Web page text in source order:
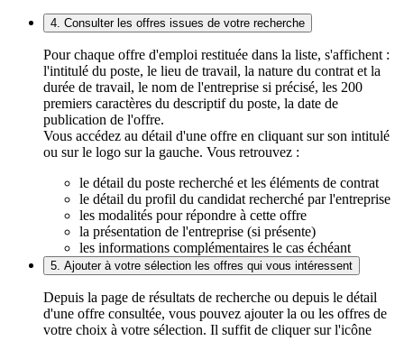
4. Consulter les offres issues de votre recherche
Pour chaque offre d'emploi restituée dans la liste, s'affichent :
l'intitulé du poste, le lieu de travail, la nature du contrat et la
durée de travail, le nom de l'entreprise si précisé, les 200
premiers caractères du descriptif du poste, la date de
publication de l'offre.
Vous accédez au détail d'une offre en cliquant sur son intitulé
ou sur le logo sur la gauche. Vous retrouvez :
le détail du poste recherché et les éléments de contrat
le détail du profil du candidat recherché par l'entreprise
les modalités pour répondre à cette offre
la présentation de l'entreprise (si présente)
les informations complémentaires le cas échéant
5. Ajouter à votre sélection les offres qui vous intéressent
Depuis la page de résultats de recherche ou depuis le détail
d'une offre consultée, vous pouvez ajouter la ou les offres de
votre choix à votre sélection. Il suffit de cliquer sur l'icône